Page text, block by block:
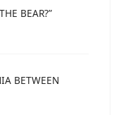
BEAR?”
BETWEEN